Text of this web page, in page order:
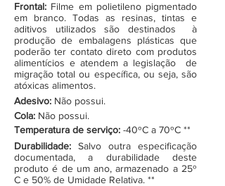
Frontal: Filme em polietileno pigmentado
em branco. Todas as resinas, tintas e
aditivos utilizados são destinados à
produção de embalagens plásticas que
poderão ter contato direto com produtos
alimentícios e atendem a legislação de
migração total ou específica, ou seja, são
atóxicas alimentos.
Adesivo: Não possui.
Cola: Não possui.
Temperatura de serviço: -40ºC a 70ºC **
Durabilidade: Salvo outra especificação
documentada, a durabilidade deste
produto é de um ano, armazenado a 25º
C e 50% de Umidade Relativa. **